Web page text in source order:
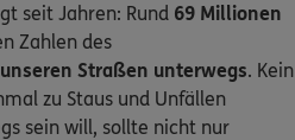
seit Jahren: Rund 69 Millionen
Zahlen des
Straßen unterwegs. Kein
zu Staus und Unfällen
sein will, sollte nicht nur